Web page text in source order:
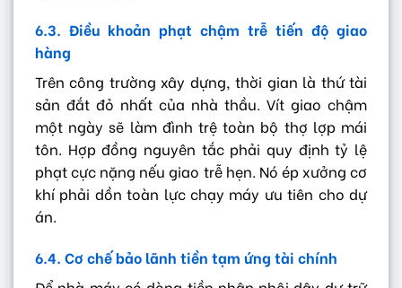
6.3. Điều khoản phạt chậm trễ tiến độ giao
hàng
Trên công trường xây dựng, thời gian là thứ tài
sản đắt đỏ nhất của nhà thầu. Vít giao chậm
một ngày sẽ làm đình trệ toàn bộ thợ lợp mái
tôn. Hợp đồng nguyên tắc phải quy định tỷ lệ
phạt cực nặng nếu giao trễ hẹn. Nó ép xưởng cơ
khí phải dồn toàn lực chạy máy ưu tiên cho dự
án.
6.4. Cơ chế bảo lãnh tiền tạm ứng tài chính